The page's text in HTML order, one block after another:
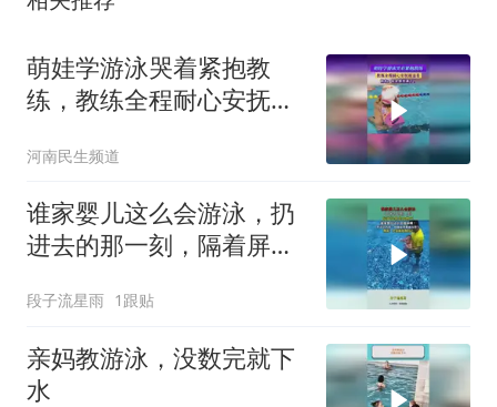
萌娃学游泳哭着紧抱教
练，教练全程耐心安抚超
了
河南民生频道
谁家婴儿这么会游泳，扔
进去的那一刻，隔着屏幕
段子流星雨 1跟贴
亲妈教游泳，没数完就下
水